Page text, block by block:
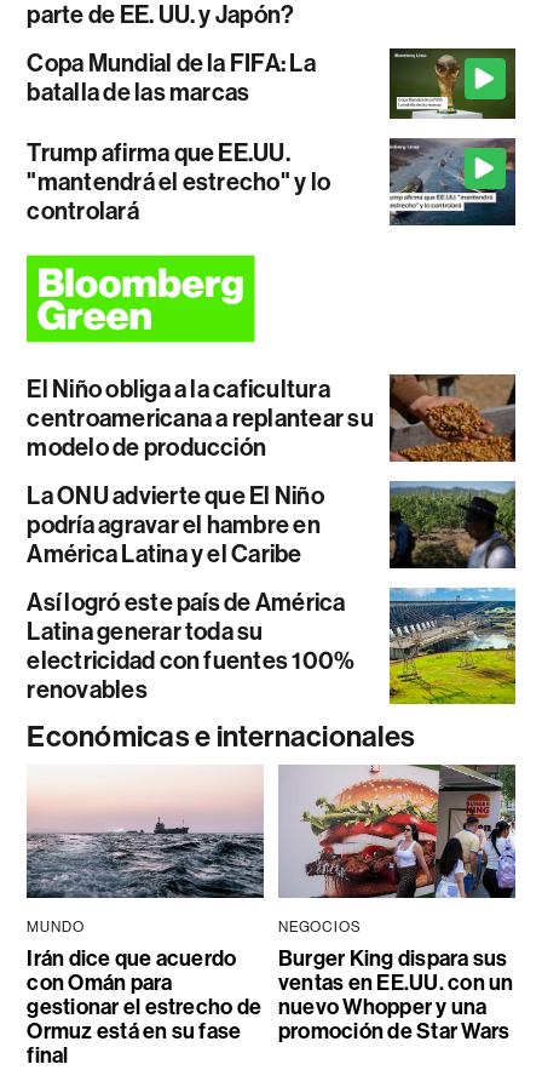
parte de EE. UU. y Japón?
Copa Mundial de la FIFA: La
batalla de las marcas
Trump afirma que EE.UU.
"mantendrá el estrecho" y lo
controlará
El Niño obliga a la caficultura
centroamericana a replantear su
modelo de producción
La ONU advierte que El Niño
podría agravar el hambre en
América Latina y el Caribe
Así logró este país de América
Latina generar toda su
electricidad con fuentes 100%
renovables
Económicas e internacionales
MUNDO
Irán dice que acuerdo
con Omán para
gestionar el estrecho de
Ormuz está en su fase
final
NEGOCIOS
Burger King dispara sus
ventas en EE.UU. con un
nuevo Whopper y una
promoción de Star Wars